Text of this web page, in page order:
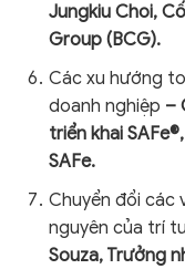
Jungkiu Choi,
Group (BCG).
Các xu hướng
doanh nghiệp –
triển khai
SAFe.
Chuyển đổi các
nguyên của trí
Souza, Trưởng